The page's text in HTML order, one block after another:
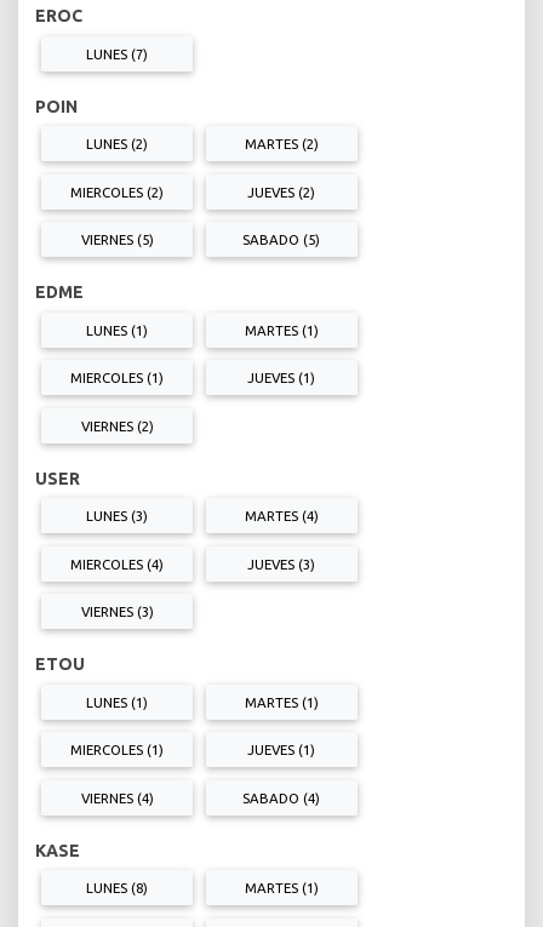
EROC
LUNES (7)
POIN
LUNES (2) MARTES (2)
MIERCOLES (2) JUEVES (2)
VIERNES (5) SABADO (5)
EDME
LUNES (1) MARTES (1)
MIERCOLES (1) JUEVES (1)
VIERNES (2)
USER
LUNES (3) MARTES (4)
MIERCOLES (4) JUEVES (3)
VIERNES (3)
ETOU
LUNES (1) MARTES (1)
MIERCOLES (1) JUEVES (1)
VIERNES (4) SABADO (4)
KASE
LUNES (8) MARTES (1)